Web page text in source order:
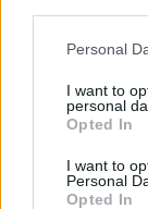
Personal
I want to
personal
Opted In
I want to
Personal
Opted In
priežastį.
pareigūnų